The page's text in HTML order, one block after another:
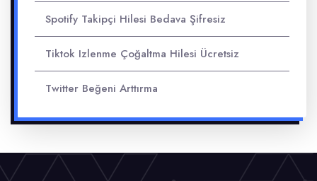
Spotify Takipçi Hilesi Bedava Şifresiz
Tiktok Izlenme Çoğaltma Hilesi Ücretsiz
Twitter Beğeni Arttırma